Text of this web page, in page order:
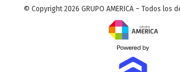
© Copyright 2026 GRUPO AMERICA – Todos los